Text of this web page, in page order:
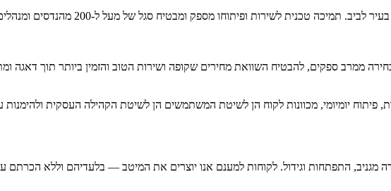
כל אתרי האינטרנט של החברה פותחו במרכז
ממרב ספקים, להבטיח השוואת מחירים שקופה ושירות הטוב והזמין ביותר תוך דאגה
פיתוח יומיומי, מכוונות לקוח הן לשיטת המשתמשים הן לשיטת הקהילה העסקית
מגניב, התפתחות וגידול. לקוחות למענם אנו יוצרים את המיטב — בלעדיהם וללא הכרתם